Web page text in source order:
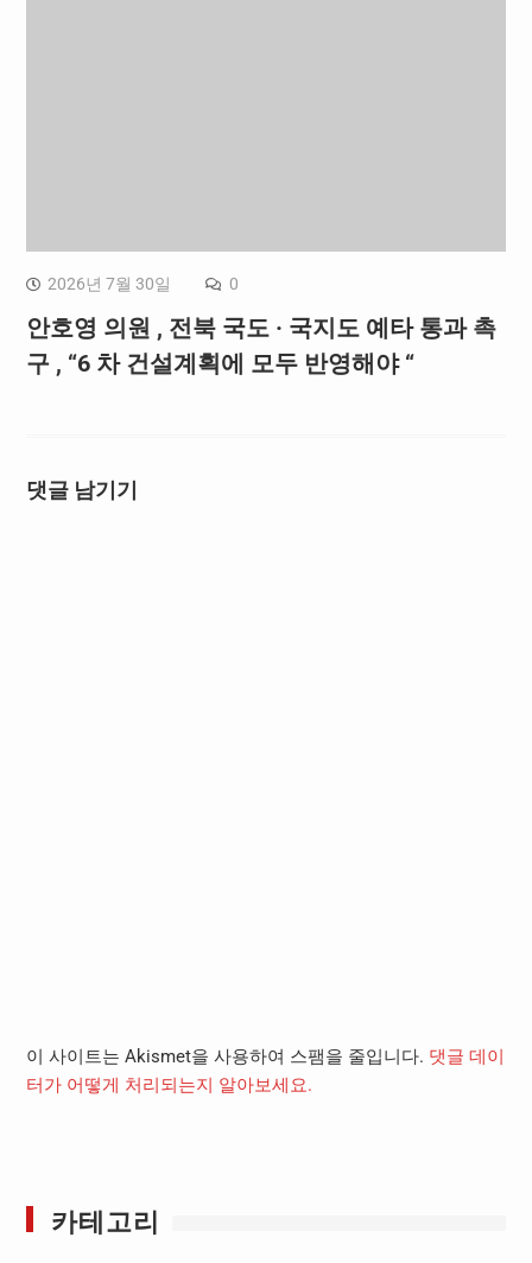
2026년 7월 30일 0
안호영 의원 , 전북 국도 · 국지도 예타 통과 촉
구 , “6 차 건설계획에 모두 반영해야 “
댓글 남기기
이 사이트는 Akismet을 사용하여 스팸을 줄입니다. 댓글 데이
터가 어떻게 처리되는지 알아보세요.
카테고리